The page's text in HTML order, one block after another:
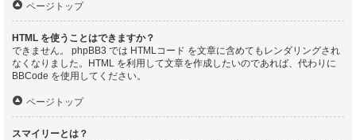
ページトップ
HTML を使うことはできますか？
できません。 phpBB3 では HTMLコード を文章に含めてもレンダリングされ
なくなりました。HTML を利用して文章を作成したいのであれば、代わりに
BBCode を使用してください。
ページトップ
スマイリーとは？